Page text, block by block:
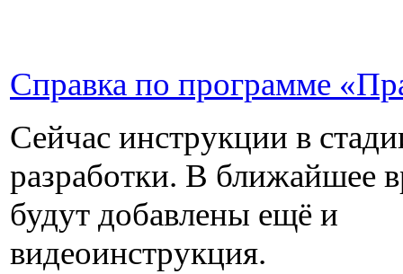
Справка по программе
Сейчас инструкции в
разработки. В ближайшее
будут добавлены ещё и
видеоинструкция.